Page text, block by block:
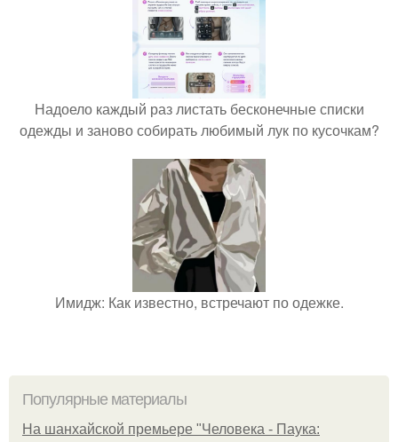
Надоело каждый раз листать бесконечные списки
одежды и заново собирать любимый лук по кусочкам?
Имидж: Как известно, встречают по одежке.
Популярные материалы
На шанхайской премьере "Человека - Паука: